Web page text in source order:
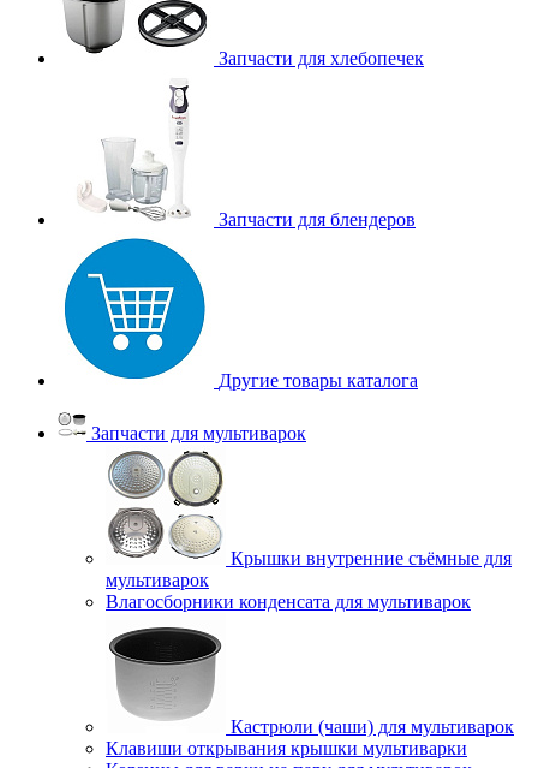
Запчасти для хлебопечек
Запчасти для блендеров
Другие товары каталога
Запчасти для мультиварок
Крышки внутренние съёмные для
мультиварок
Влагосборники конденсата для мультиварок
Кастрюли (чаши) для мультиварок
Клавиши открывания крышки мультиварки